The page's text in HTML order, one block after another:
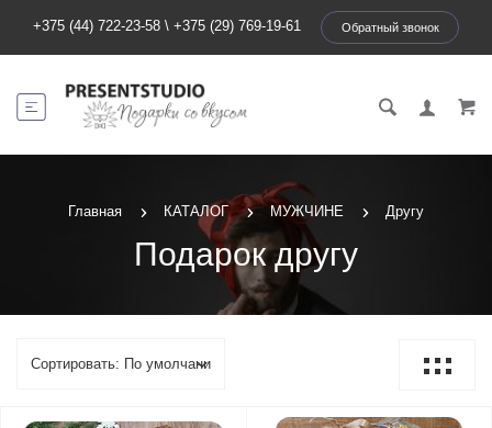
+375 (44) 722-23-58 \ +375 (29) 769-19-61 Обратный звонок
Главная КАТАЛОГ МУЖЧИНЕ Другу
Подарок другу